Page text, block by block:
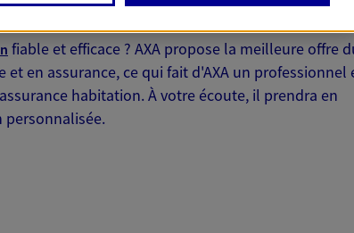
fiable et efficace ? AXA propose la meilleure offre
en assurance, ce qui fait d'AXA un professionnel
habitation. À votre écoute, il prendra en